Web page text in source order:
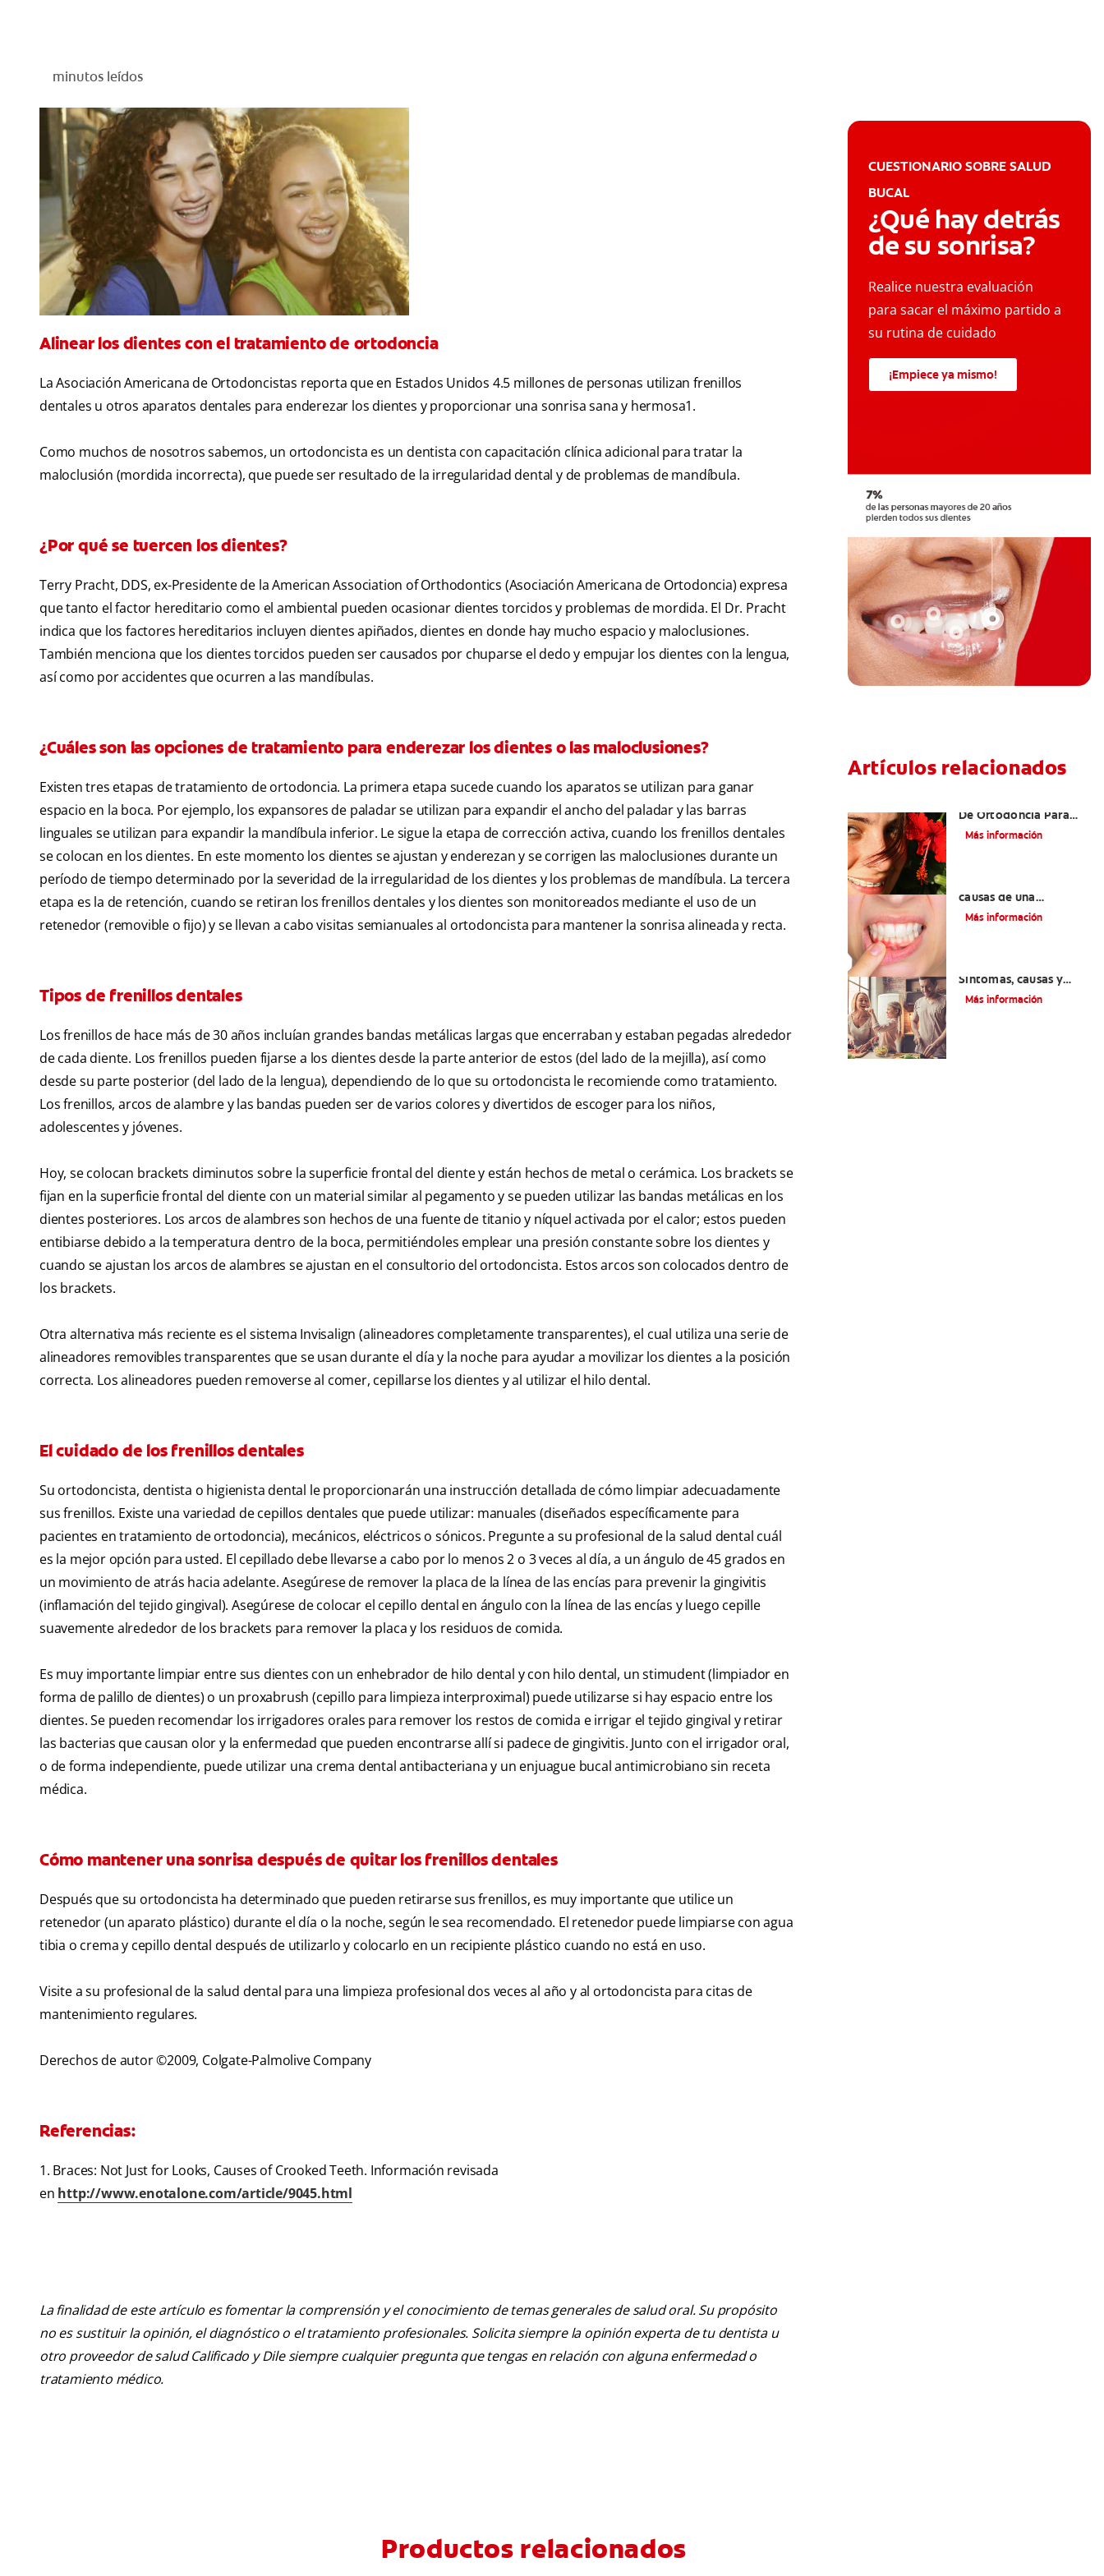
minutos leídos
Alinear los dientes con el tratamiento de ortodoncia
La Asociación Americana de Ortodoncistas reporta que en Estados Unidos 4.5 millones de personas utilizan frenillos
dentales u otros aparatos dentales para enderezar los dientes y proporcionar una sonrisa sana y hermosa1.
Como muchos de nosotros sabemos, un ortodoncista es un dentista con capacitación clínica adicional para tratar la
maloclusión (mordida incorrecta), que puede ser resultado de la irregularidad dental y de problemas de mandíbula.
¿Por qué se tuercen los dientes?
Terry Pracht, DDS, ex-Presidente de la American Association of Orthodontics (Asociación Americana de Ortodoncia) expresa
que tanto el factor hereditario como el ambiental pueden ocasionar dientes torcidos y problemas de mordida. El Dr. Pracht
indica que los factores hereditarios incluyen dientes apiñados, dientes en donde hay mucho espacio y maloclusiones.
También menciona que los dientes torcidos pueden ser causados por chuparse el dedo y empujar los dientes con la lengua,
así como por accidentes que ocurren a las mandíbulas.
¿Cuáles son las opciones de tratamiento para enderezar los dientes o las maloclusiones?
Existen tres etapas de tratamiento de ortodoncia. La primera etapa sucede cuando los aparatos se utilizan para ganar
espacio en la boca. Por ejemplo, los expansores de paladar se utilizan para expandir el ancho del paladar y las barras
linguales se utilizan para expandir la mandíbula inferior. Le sigue la etapa de corrección activa, cuando los frenillos dentales
se colocan en los dientes. En este momento los dientes se ajustan y enderezan y se corrigen las maloclusiones durante un
período de tiempo determinado por la severidad de la irregularidad de los dientes y los problemas de mandíbula. La tercera
etapa es la de retención, cuando se retiran los frenillos dentales y los dientes son monitoreados mediante el uso de un
retenedor (removible o fijo) y se llevan a cabo visitas semianuales al ortodoncista para mantener la sonrisa alineada y recta.
Tipos de frenillos dentales
Los frenillos de hace más de 30 años incluían grandes bandas metálicas largas que encerraban y estaban pegadas alrededor
de cada diente. Los frenillos pueden fijarse a los dientes desde la parte anterior de estos (del lado de la mejilla), así como
desde su parte posterior (del lado de la lengua), dependiendo de lo que su ortodoncista le recomiende como tratamiento.
Los frenillos, arcos de alambre y las bandas pueden ser de varios colores y divertidos de escoger para los niños,
adolescentes y jóvenes.
Hoy, se colocan brackets diminutos sobre la superficie frontal del diente y están hechos de metal o cerámica. Los brackets se
fijan en la superficie frontal del diente con un material similar al pegamento y se pueden utilizar las bandas metálicas en los
dientes posteriores. Los arcos de alambres son hechos de una fuente de titanio y níquel activada por el calor; estos pueden
entibiarse debido a la temperatura dentro de la boca, permitiéndoles emplear una presión constante sobre los dientes y
cuando se ajustan los arcos de alambres se ajustan en el consultorio del ortodoncista. Estos arcos son colocados dentro de
los brackets.
Otra alternativa más reciente es el sistema Invisalign (alineadores completamente transparentes), el cual utiliza una serie de
alineadores removibles transparentes que se usan durante el día y la noche para ayudar a movilizar los dientes a la posición
correcta. Los alineadores pueden removerse al comer, cepillarse los dientes y al utilizar el hilo dental.
El cuidado de los frenillos dentales
Su ortodoncista, dentista o higienista dental le proporcionarán una instrucción detallada de cómo limpiar adecuadamente
sus frenillos. Existe una variedad de cepillos dentales que puede utilizar: manuales (diseñados específicamente para
pacientes en tratamiento de ortodoncia), mecánicos, eléctricos o sónicos. Pregunte a su profesional de la salud dental cuál
es la mejor opción para usted. El cepillado debe llevarse a cabo por lo menos 2 o 3 veces al día, a un ángulo de 45 grados en
un movimiento de atrás hacia adelante. Asegúrese de remover la placa de la línea de las encías para prevenir la gingivitis
(inflamación del tejido gingival). Asegúrese de colocar el cepillo dental en ángulo con la línea de las encías y luego cepille
suavemente alrededor de los brackets para remover la placa y los residuos de comida.
Es muy importante limpiar entre sus dientes con un enhebrador de hilo dental y con hilo dental, un stimudent (limpiador en
forma de palillo de dientes) o un proxabrush (cepillo para limpieza interproximal) puede utilizarse si hay espacio entre los
dientes. Se pueden recomendar los irrigadores orales para remover los restos de comida e irrigar el tejido gingival y retirar
las bacterias que causan olor y la enfermedad que pueden encontrarse allí si padece de gingivitis. Junto con el irrigador oral,
o de forma independiente, puede utilizar una crema dental antibacteriana y un enjuague bucal antimicrobiano sin receta
médica.
Cómo mantener una sonrisa después de quitar los frenillos dentales
Después que su ortodoncista ha determinado que pueden retirarse sus frenillos, es muy importante que utilice un
retenedor (un aparato plástico) durante el día o la noche, según le sea recomendado. El retenedor puede limpiarse con agua
tibia o crema y cepillo dental después de utilizarlo y colocarlo en un recipiente plástico cuando no está en uso.
Visite a su profesional de la salud dental para una limpieza profesional dos veces al año y al ortodoncista para citas de
mantenimiento regulares.
Derechos de autor ©2009, Colgate-Palmolive Company
Referencias:
1. Braces: Not Just for Looks, Causes of Crooked Teeth. Información revisada
en http://www.enotalone.com/article/9045.html
La finalidad de este artículo es fomentar la comprensión y el conocimiento de temas generales de salud oral. Su propósito
no es sustituir la opinión, el diagnóstico o el tratamiento profesionales. Solicita siempre la opinión experta de tu dentista u
otro proveedor de salud Calificado y Dile siempre cualquier pregunta que tengas en relación con alguna enfermedad o
tratamiento médico.
CUESTIONARIO SOBRE SALUD
BUCAL
¿Qué hay detrás
de su sonrisa?
Realice nuestra evaluación
para sacar el máximo partido a
su rutina de cuidado
¡Empiece ya mismo!
Artículos relacionados
De Ortodoncia Para
Adultos
Más información
causas de una
inflamación de encía
Más información
Síntomas, causas y
tratamiento
Más información
Productos relacionados